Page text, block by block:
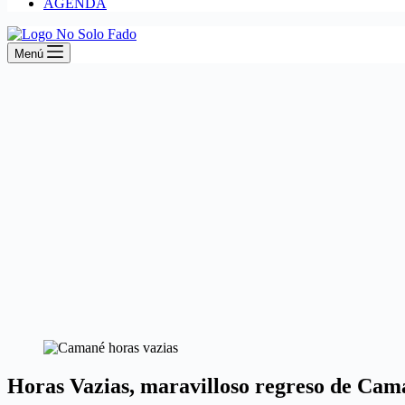
AGENDA
Menú
Horas Vazias, maravilloso regreso de